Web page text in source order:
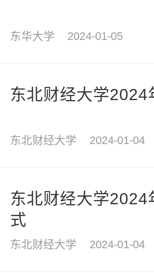
东华大学 2024-01-05
东北财经大学
东北财经大学 2024-01-04
东北财经大学
式
东北财经大学 2024-01-04